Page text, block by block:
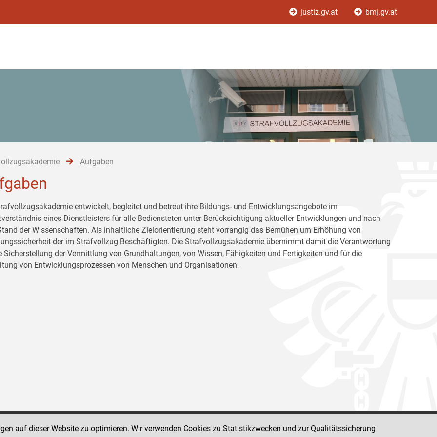
justiz.gv.at bmj.gv.at
Aufgaben
entwickelt, begleitet und betreut ihre Bildungs- und Entwicklungsangebote im
eines Dienstleisters für alle Bediensteten unter Berücksichtigung aktueller Entwicklungen und nach
der Wissenschaften. Als inhaltliche Zielorientierung steht vorrangig das Bemühen um Erhöhung von
der im Strafvollzug Beschäftigten. Die Strafvollzugsakademie übernimmt damit die Verantwortung
Sicherstellung der Vermittlung von Grundhaltungen, von Wissen, Fähigkeiten und Fertigkeiten und für die
von Entwicklungsprozessen von Menschen und Organisationen.
Social Media Kanäle
auf dieser Website zu optimieren. Wir verwenden Cookies zu Statistikzwecken und zur Qualitätssicherung